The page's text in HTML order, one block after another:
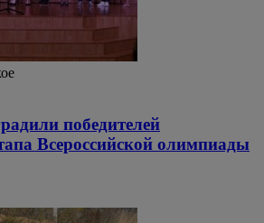
победителей
Всероссийской олимпиады